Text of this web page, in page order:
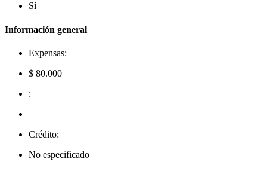
Sí
Información general
Expensas:
$ 80.000
:
Crédito:
No especificado